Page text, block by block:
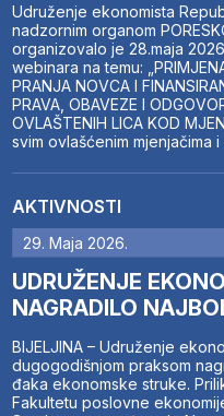
Udruženje ekonomista
nadzornim organom
organizovalo je 28.maja
webinara na temu:
PRANJA NOVCA I
PRAVA, OBAVEZE I
OVLAŠTENIH LICA KOD
svim ovlašćenim mjenjačima
AKTIVNOSTI
29. Maja 2026.
UDRUŽENJE
NAGRADILO
BIJELJINA – Udruženje
dugogodišnjom praksom
đaka ekonomske struke.
Fakultetu poslovne